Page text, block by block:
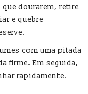
dourarem, retire
e quebre
com uma pitada
firme. Em seguida,
rapidamente.